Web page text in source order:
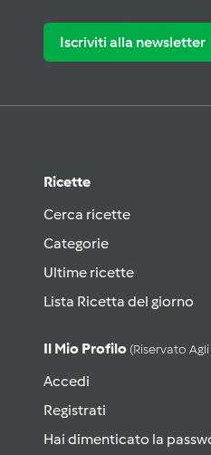
Iscriviti alla newsletter
Ricette
Cerca ricette
Categorie
Ultime ricette
Lista Ricetta del giorno
Il Mio Profilo (riservato
Accedi
Registrati
Hai dimenticato la